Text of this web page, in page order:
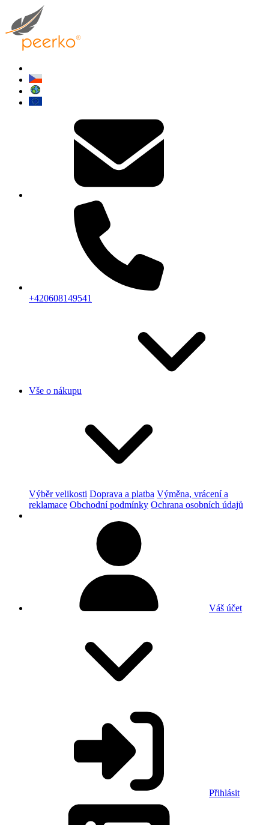
+420608149541
Vše o nákupu
Výběr velikosti Doprava a platba Výměna, vrácení a
reklamace Obchodní podmínky Ochrana osobních údajů
Váš účet
Přihlásit